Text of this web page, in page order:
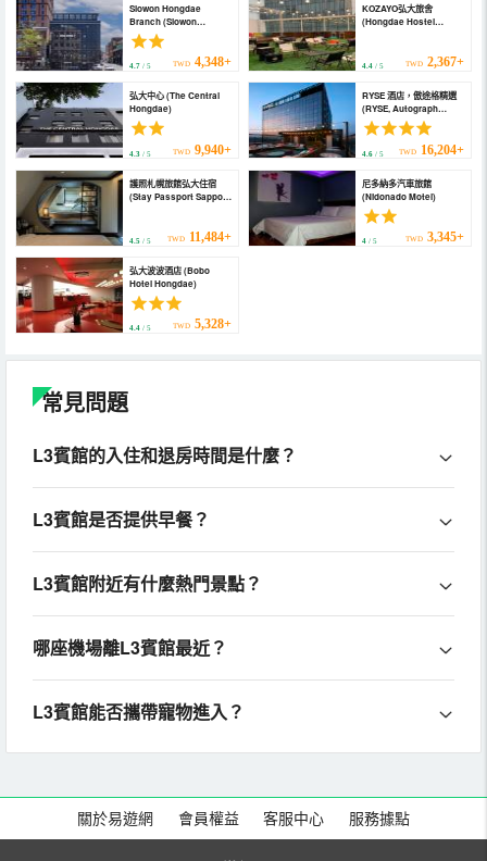
Slowon Hongdae
Branch (Slowon
Hongdae Branch)
4.7 / 5 TWD 4,348+
KOZAYO弘大旅舍
(Hongdae Hostel
4.4/ 5 TWD 2,367+
弘大中心 (The Central
Hongdae)
4.3 / 5 TWD 9,940+
RYSE 酒店，傲途格精選
(RYSE, Autograph
Collection by Marriott)
4.6/ 5 TWD 16,204+
護照札幌旅館弘大住宿
(Stay Passport Sapporo
4.5 / 5 TWD 11,484+
尼多納多汽車旅館
(Nidonado Motel)
4/ 5 TWD 3,345+
弘大波波酒店 (Bobo
Hotel Hongdae)
4.4 / 5 TWD 5,328+
常見問題
L3賓館的入住和退房時間是什麼？
L3賓館是否提供早餐？
L3賓館附近有什麼熱門景點？
哪座機場離L3賓館最近？
L3賓館能否攜帶寵物進入？
關於易遊網 會員權益 客服中心 服務據點